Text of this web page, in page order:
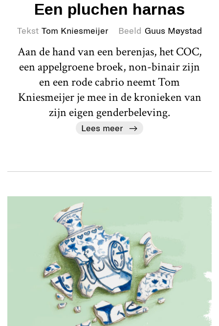
Een pluchen harnas
Tekst Tom Kniesmeijer Beeld Guus Møystad
Aan de hand van een berenjas, het COC,
een appelgroene broek, non-binair zijn
en een rode cabrio neemt Tom
Kniesmeijer je mee in de kronieken van
zijn eigen genderbeleving.
Lees meer